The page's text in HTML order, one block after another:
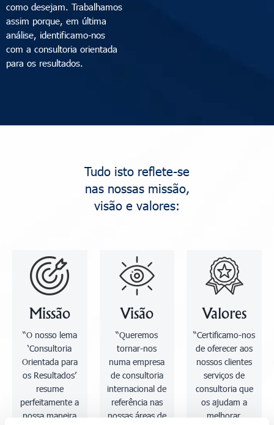
como desejam. Trabalhamos
assim porque, em última
análise, identificamo-nos
com a consultoria orientada
para os resultados.
Tudo isto reflete-se
nas nossas missão,
visão e valores:
Missão
“O nosso lema
‘Consultoria
Orientada para
os Resultados’
resume
perfeitamente a
nossa maneira
Visão
“Queremos
tornar-nos
numa empresa
de consultoria
internacional de
referência nas
nossas áreas de
Valores
“Certificamo-nos
de oferecer aos
nossos clientes
serviços de
consultoria que
os ajudam a
melhorar.